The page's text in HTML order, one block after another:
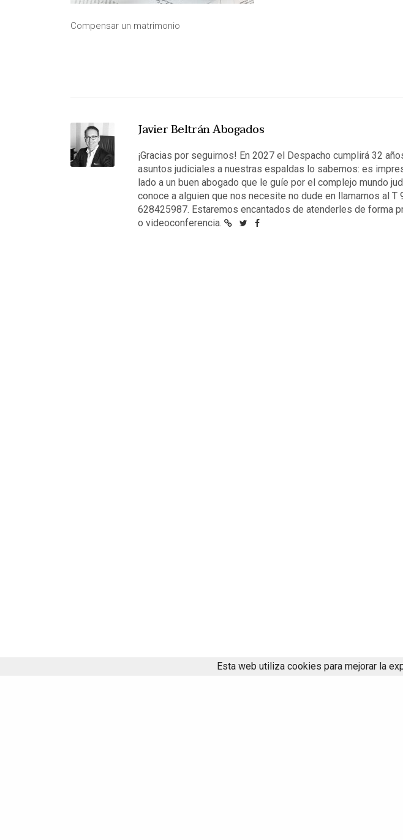
Compensar un matrimonio
Javier Beltrán Abogados
¡Gracias por seguirnos! En 2027 el Despacho cumplirá 32
asuntos judiciales a nuestras espaldas lo sabemos: es
lado a un buen abogado que le guíe por el complejo mundo
conoce a alguien que nos necesite no dude en llamarnos al T
628425987. Estaremos encantados de atenderles de forma
o videoconferencia.
Esta web utiliza cookies para mejorar la